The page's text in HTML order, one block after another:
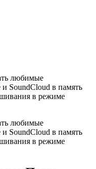
любимые
SoundCloud в память
в режиме
любимые
SoundCloud в память
в режиме